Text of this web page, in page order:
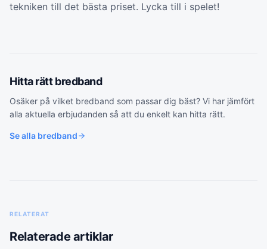
tekniken till det bästa priset. Lycka till i spelet!
Hitta rättbredband
Osäker på vilket bredband som passar dig bäst? Vi har jämfört
alla aktuella erbjudanden så att du enkelt kan hitta rätt.
Se alla bredband
RELATERAT
Relaterade artiklar